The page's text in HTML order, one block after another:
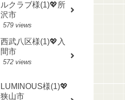
ルクラブ様(1)💖所
沢市
579 views
西武八区様(1)💖入
間市
572 views
LUMINOUS様(1)💖
狭山市